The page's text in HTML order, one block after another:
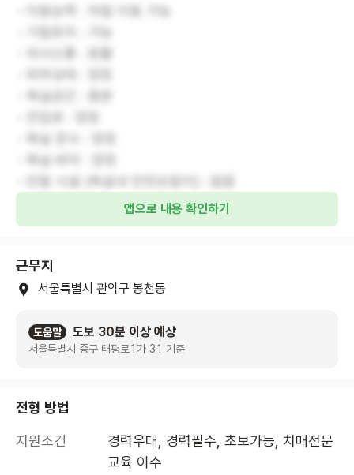
- 욕실공간 : 충분
- 욕실 온수 : 양호
- 욕실 바닥 : 양호
- 안절 시설 (욕실내 안전손잡이) : 없음
앱으로 내용 확인하기
근무지
서울특별시 관악구 봉천동
도움말 도보 30분 이상 예상
서울특별시 중구 태평로1가 31 기준
전형 방법
지원조건
경력우대, 경력필수, 초보가능, 치매전문
교육 이수